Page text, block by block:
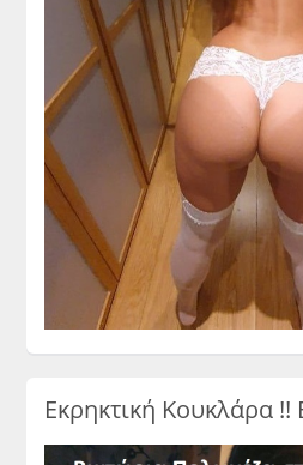
Εκρηκτική Κουκλάρα !!